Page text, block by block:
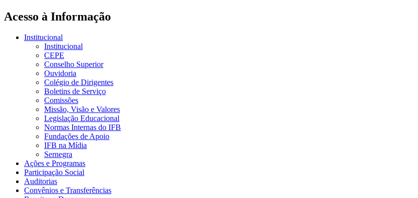
Acesso à Informação
Institucional
Institucional
CEPE
Conselho Superior
Ouvidoria
Colégio de Dirigentes
Boletins de Serviço
Comissões
Missão, Visão e Valores
Legislação Educacional
Normas Internas do IFB
Fundações de Apoio
IFB na Mídia
Sernegra
Ações e Programas
Participação Social
Auditorias
Convênios e Transferências